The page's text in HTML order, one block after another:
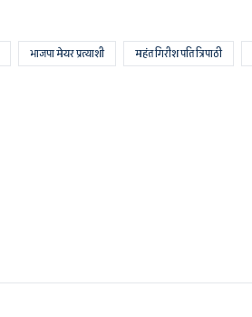
भाजपा मेयर प्रत्याशी महंत गिरीश पति त्रिपाठी